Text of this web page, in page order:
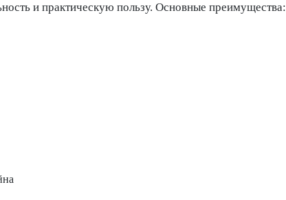
и практическую пользу. Основные преимущества: